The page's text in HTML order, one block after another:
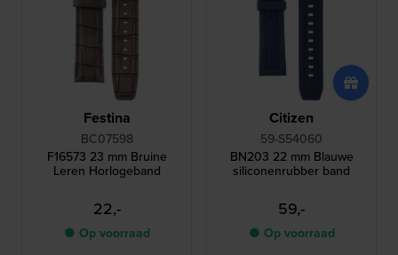
Festina
BC07598
F16573 23 mm Bruine
Leren Horlogeband
22,-
● Op voorraad
Citizen
59-S54060
BN203 22 mm Blauwe
siliconenrubber band
59,-
● Op voorraad